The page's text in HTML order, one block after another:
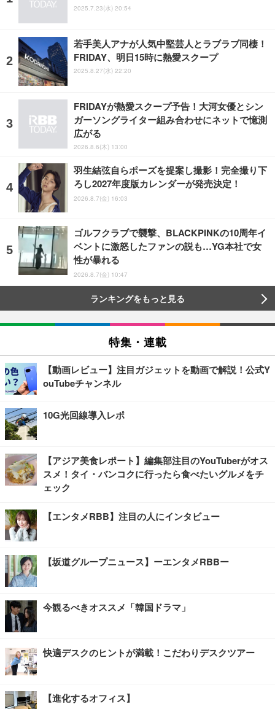
2025.7.23(水) 20:54
若手美人アナが人気中堅芸人とラブラブ同棲！
FRIDAY、明日15時に熱愛スクープ
2025.8.27(水) 22:20
FRIDAYが熱愛スクープ予告！大河女優とシン
ガーソングライター組み合わせにネットで憶測
広がる
2026.8.6(木) 13:00
羽生結弦自らポーズを提案し撮影！完全撮り下
ろし2027年度版カレンダーが発売決定！
2026.8.7(金) 16:03
ゴルフクラブで襲撃、BLACKPINKの10周年イ
ベントに激怒したファンの説も…YG本社で女
性が暴れる
2026.8.7(金) 10:47
ランキングをもっと見る
特集・連載
【動画レビュー】注目ガジェットを動画で解説！公式Y
ouTubeチャンネル
10G光回線導入レポ
【アジア美食レポート】編集部注目のYouTuberがオス
スメ！タイ・バンコクに行ったら食べたいグルメをチ
ェック
【エンタメRBB】注目の人にインタビュー
【坂道グループニュース】ーエンタメRBBー
今観るべきオススメ「韓国ドラマ」
快適デスクのヒントが満載！こだわりデスクツアー
【進化するオフィス】